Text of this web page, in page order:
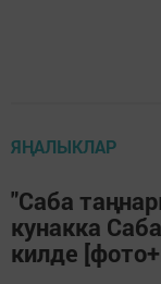
ЯҢАЛЫКЛАР
"Саба
кунакка
килде